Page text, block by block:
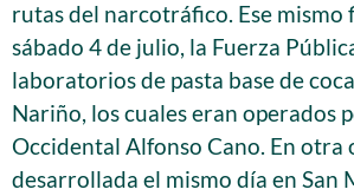
rutas del narcotráfico. Ese mismo
sábado 4 de julio, la Fuerza
laboratorios de pasta base de
Nariño, los cuales eran operados
Occidental Alfonso Cano. En otra
desarrollada el mismo día en San